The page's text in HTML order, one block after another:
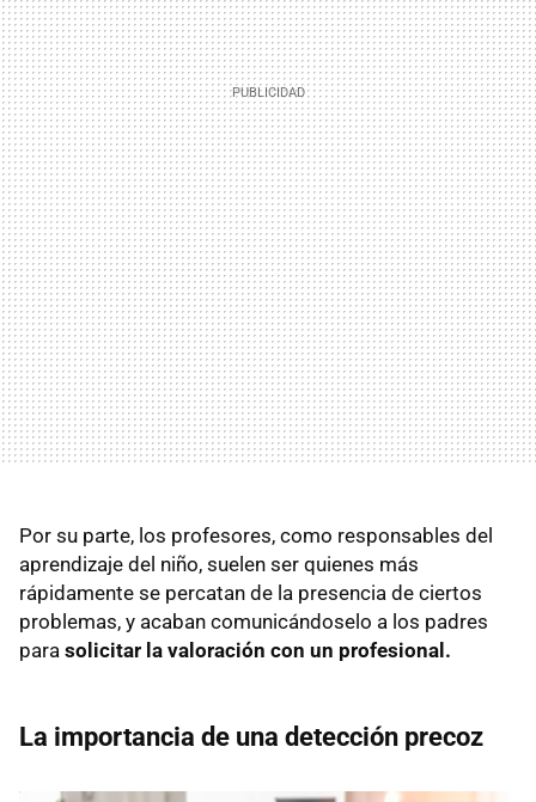
Por su parte, los profesores, como responsables del
aprendizaje del niño, suelen ser quienes más
rápidamente se percatan de la presencia de ciertos
problemas, y acaban comunicándoselo a los padres
para solicitar la valoración con un profesional.
La importancia de una detección precoz